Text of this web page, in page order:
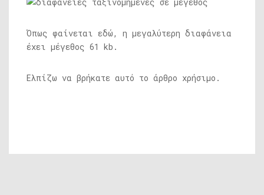
Όπως φαίνεται εδώ, η μεγαλύτερη διαφάνεια
έχει μέγεθος 61 kb.
Ελπίζω να βρήκατε αυτό το άρθρο χρήσιμο.